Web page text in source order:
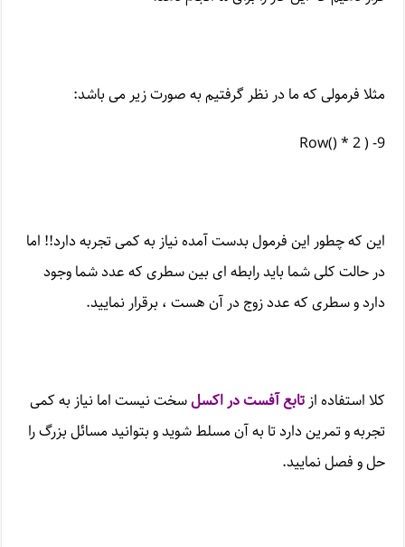
مثلا فرمولی که ما در نظر گرفتیم به صورت زیر می باشد:
Row() * 2 ) -9
این که چطور این فرمول بدست آمده نیاز به کمی تجربه دارد!! اما
در حالت کلی شما باید رابطه ای بین سطری که عدد شما وجود
دارد و سطری که عدد زوج در آن هست ، برقرار نمایید.
کلا استفاده ازتابع آفست در اکسلسخت نیست اما نیاز به کمی
تجربه و تمرین دارد تا به آن مسلط شوید و بتوانید مسائل بزرگ را
حل و فصل نمایید.